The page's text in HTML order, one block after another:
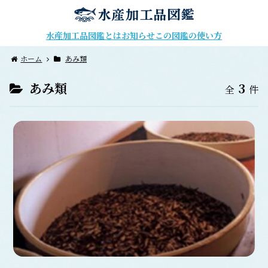
水産加工品図鑑とはお知らせこの図鑑の使い方
ホーム あみ類
あみ類 全 3 件